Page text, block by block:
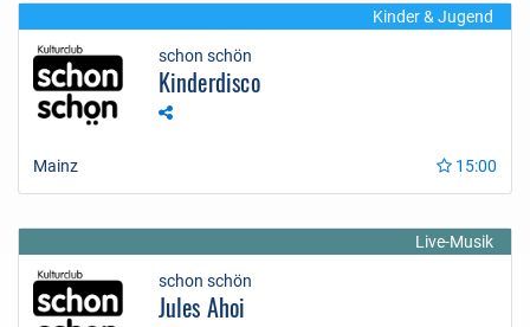
Kinder & Jugend
schon schön
Kinderdisco
Mainz 15:00
Live-Musik
schon schön
Jules Ahoi